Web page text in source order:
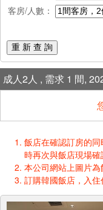
客房/人數：
重 新 查 詢
成人2人 , 需求 1 間,
飯店在確認訂房的
時再次與飯店現場確
本公司網站上圖片
訂購韓國飯店，入住